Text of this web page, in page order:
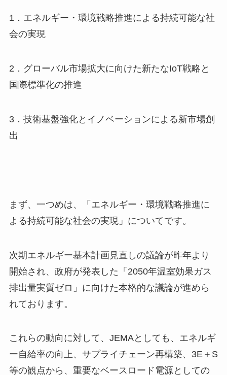
1．エネルギー・環境戦略推進による持続可能な社
会の実現
2．グローバル市場拡大に向けた新たなIoT戦略と
国際標準化の推進
3．技術基盤強化とイノベーションによる新市場創
出
まず、一つめは、「エネルギー・環境戦略推進に
よる持続可能な社会の実現」についてです。
次期エネルギー基本計画見直しの議論が昨年より
開始され、政府が発表した「2050年温室効果ガス
排出量実質ゼロ」に向けた本格的な議論が進めら
れております。
これらの動向に対して、JEMAとしても、エネルギ
ー自給率の向上、サプライチェーン再構築、3E＋S
等の観点から、重要なベースロード電源としての